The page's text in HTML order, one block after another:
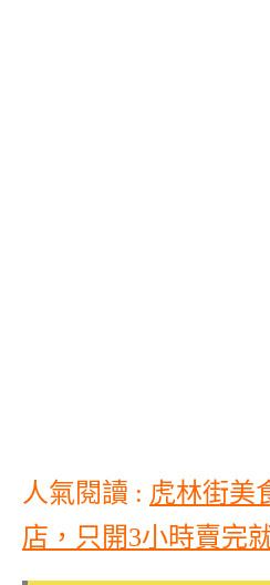
人氣閱讀 : 虎林街美
店，只開3小時賣完